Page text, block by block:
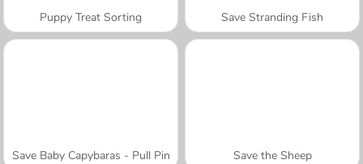
Puppy Treat Sorting Save Stranding Fish
Save Baby Capybaras - Pull Pin Save the Sheep